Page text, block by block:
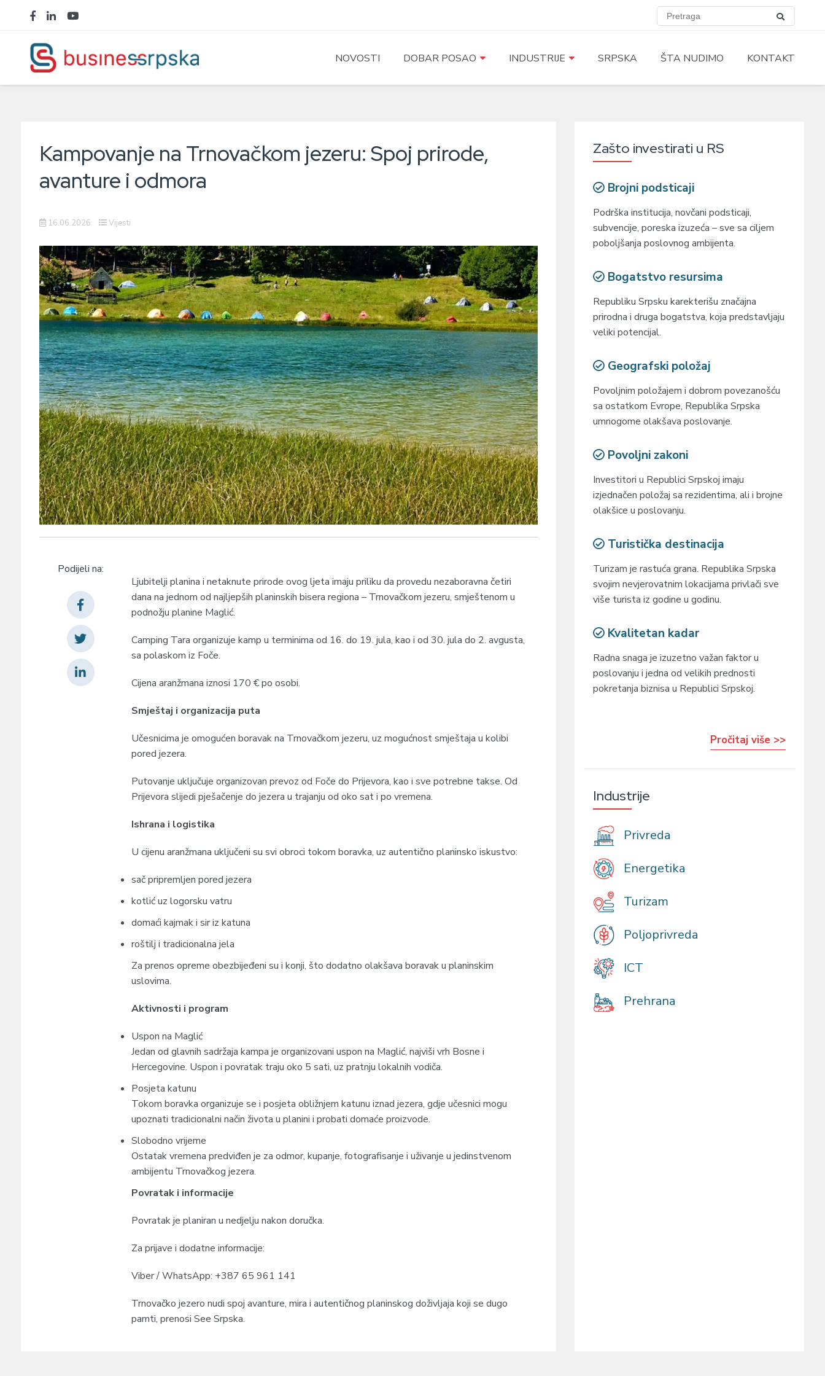
NOVOSTI DOBAR POSAO INDUSTRIJE SRPSKA ŠTA NUDIMO KONTAKT
Kampovanje na Trnovačkom jezeru: Spoj prirode,
avanture i odmora
16.06.2026 Vijesti
Podijeli na:
Ljubitelji planina i netaknute prirode ovog ljeta imaju priliku da provedu nezaboravna četiri
dana na jednom od najljepših planinskih bisera regiona – Trnovačkom jezeru, smještenom u
podnožju planine Maglić.
Camping Tara organizuje kamp u terminima od 16. do 19. jula, kao i od 30. jula do 2. avgusta,
sa polaskom iz Foče.
Cijena aranžmana iznosi 170 € po osobi.
Smještaj i organizacija puta
Učesnicima je omogućen boravak na Trnovačkom jezeru, uz mogućnost smještaja u kolibi
pored jezera.
Putovanje uključuje organizovan prevoz od Foče do Prijevora, kao i sve potrebne takse. Od
Prijevora slijedi pješačenje do jezera u trajanju od oko sat i po vremena.
Ishrana i logistika
U cijenu aranžmana uključeni su svi obroci tokom boravka, uz autentično planinsko iskustvo:
sač pripremljen pored jezera
kotlić uz logorsku vatru
domaći kajmak i sir iz katuna
roštilj i tradicionalna jela
Za prenos opreme obezbijeđeni su i konji, što dodatno olakšava boravak u planinskim
uslovima.
Aktivnosti i program
Uspon na Maglić
Jedan od glavnih sadržaja kampa je organizovani uspon na Maglić, najviši vrh Bosne i
Hercegovine. Uspon i povratak traju oko 5 sati, uz pratnju lokalnih vodiča.
Posjeta katunu
Tokom boravka organizuje se i posjeta obližnjem katunu iznad jezera, gdje učesnici mogu
upoznati tradicionalni način života u planini i probati domaće proizvode.
Slobodno vrijeme
Ostatak vremena predviđen je za odmor, kupanje, fotografisanje i uživanje u jedinstvenom
ambijentu Trnovačkog jezera.
Povratak i informacije
Povratak je planiran u nedjelju nakon doručka.
Za prijave i dodatne informacije:
Viber / WhatsApp: +387 65 961 141
Trnovačko jezero nudi spoj avanture, mira i autentičnog planinskog doživljaja koji se dugo
pamti, prenosi See Srpska.
Zašto investirati u RS
Brojni podsticaji
Podrška institucija, novčani podsticaji,
subvencije, poreska izuzeća – sve sa ciljem
poboljšanja poslovnog ambijenta.
Bogatstvo resursima
Republiku Srpsku karekterišu značajna
prirodna i druga bogatstva, koja predstavljaju
veliki potencijal.
Geografski položaj
Povoljnim položajem i dobrom povezanošću
sa ostatkom Evrope, Republika Srpska
umnogome olakšava poslovanje.
Povoljni zakoni
Investitori u Republici Srpskoj imaju
izjednačen položaj sa rezidentima, ali i brojne
olakšice u poslovanju.
Turistička destinacija
Turizam je rastuća grana. Republika Srpska
svojim nevjerovatnim lokacijama privlači sve
više turista iz godine u godinu.
Kvalitetan kadar
Radna snaga je izuzetno važan faktor u
poslovanju i jedna od velikih prednosti
pokretanja biznisa u Republici Srpskoj.
Pročitaj više >>
Industrije
Privreda
Energetika
Turizam
Poljoprivreda
ICT
Prehrana